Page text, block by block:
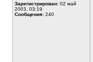
Зарегистрирован: 02 май
2003, 03:19
Сообщения: 240